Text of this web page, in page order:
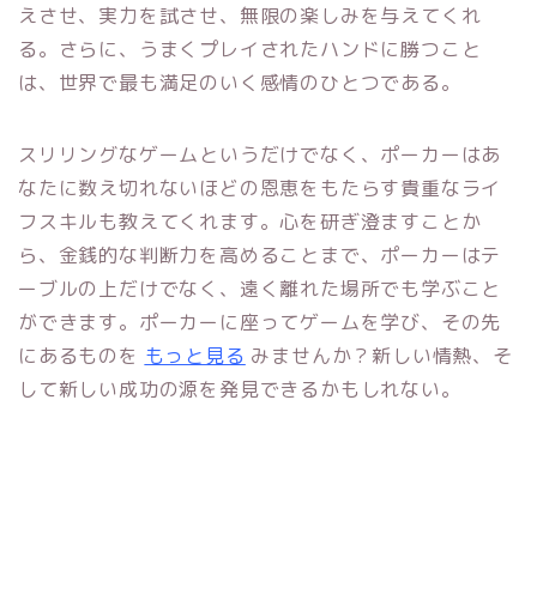
えさせ、実力を試させ、無限の楽しみを与えてくれ
る。さらに、うまくプレイされたハンドに勝つこと
は、世界で最も満足のいく感情のひとつである。
スリリングなゲームというだけでなく、ポーカーはあ
なたに数え切れないほどの恩恵をもたらす貴重なライ
フスキルも教えてくれます。心を研ぎ澄ますことか
ら、金銭的な判断力を高めることまで、ポーカーはテ
ーブルの上だけでなく、遠く離れた場所でも学ぶこと
ができます。ポーカーに座ってゲームを学び、その先
にあるものを もっと見る みませんか？新しい情熱、そ
して新しい成功の源を発見できるかもしれない。